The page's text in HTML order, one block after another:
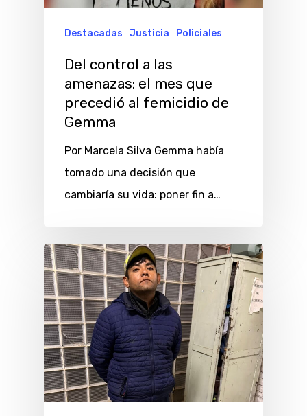
Destacadas Justicia Policiales
Del control a las
amenazas: el mes que
precedió al femicidio de
Gemma
Por Marcela Silva Gemma había
tomado una decisión que
cambiaría su vida: poner fin a…